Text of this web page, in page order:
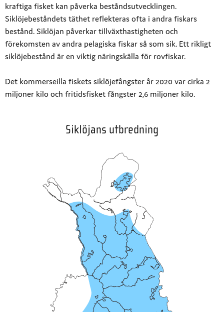
kraftiga fisket kan påverka beståndsutvecklingen.
Siklöjebeståndets täthet reflekteras ofta i andra fiskars
bestånd. Siklöjan påverkar tillväxthastigheten och
förekomsten av andra pelagiska fiskar så som sik. Ett rikligt
siklöjebestånd är en viktig näringskälla för rovfiskar.
Det kommerseilla fiskets siklöjefångster år 2020 var cirka 2
miljoner kilo och fritidsfisket fångster 2,6 miljoner kilo.
Siklöjans utbredning